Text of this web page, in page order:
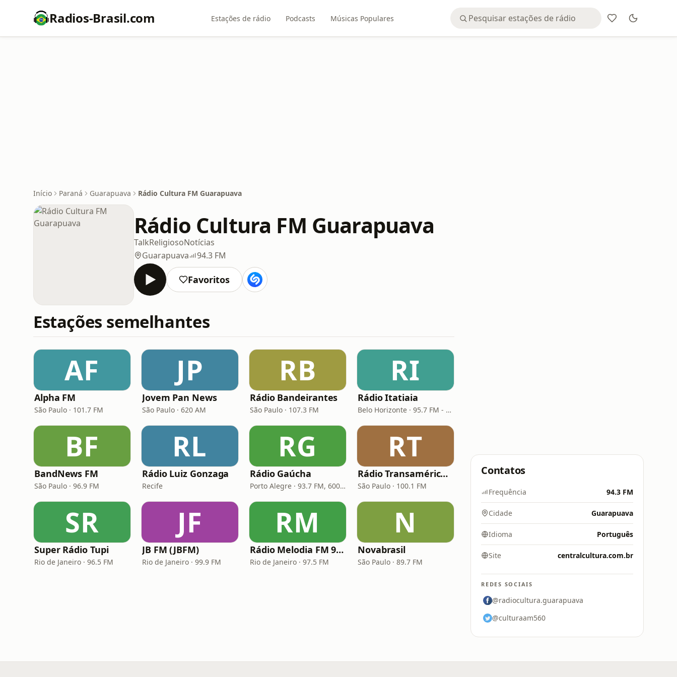
Radios-Brasil.com Estações de rádio Podcasts Músicas Populares
Início Paraná Guarapuava Rádio Cultura FM Guarapuava
Rádio Cultura FM Guarapuava
TalkReligiosoNotícias
Guarapuava
94.3 FM
Favoritos
Estações semelhantes
AF
Alpha FM
São Paulo · 101.7 FM
JP
Jovem Pan News
São Paulo · 620 AM
RB
Rádio Bandeirantes
São Paulo · 107.3 FM
RI
Rádio Itatiaia
Belo Horizonte · 95.7 FM - 610 AM
BF
BandNews FM
São Paulo · 96.9 FM
RL
Rádio Luiz Gonzaga
Recife
RG
Rádio Gaúcha
Porto Alegre · 93.7 FM, 600 AM
RT
Rádio Transamérica (TMC)
São Paulo · 100.1 FM
SR
Super Rádio Tupi
Rio de Janeiro · 96.5 FM
JF
JB FM (JBFM)
Rio de Janeiro · 99.9 FM
RM
Rádio Melodia FM 97,5
Rio de Janeiro · 97.5 FM
N
Novabrasil
São Paulo · 89.7 FM
Contatos
Frequência 94.3 FM
Cidade Guarapuava
Idioma Português
Site centralcultura.com.br
REDES SOCIAIS
@radiocultura.guarapuava
@culturaam560